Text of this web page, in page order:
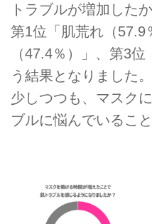
トラブルが増加した
第1位「肌荒れ（57.9
（47.4％）」、第3
う結果となりました
少しつつも、マスク
ブルに悩んでいるこ